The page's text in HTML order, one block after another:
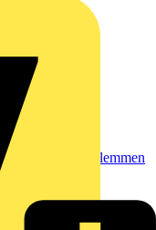
Reihenklemmen